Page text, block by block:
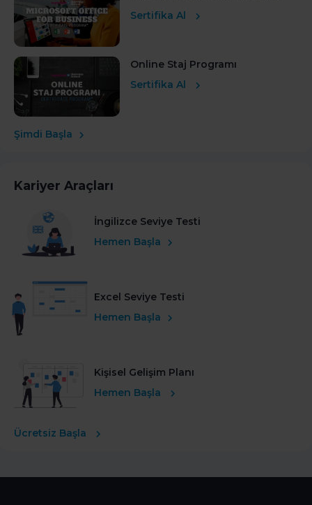
Sertifika Al
Online Staj Programı
Sertifika Al
Şimdi Başla
Kariyer Araçları
İngilizce Seviye Testi
Hemen Başla
Excel Seviye Testi
Hemen Başla
Kişisel Gelişim Planı
Hemen Başla
Ücretsiz Başla